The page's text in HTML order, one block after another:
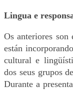
Lingua e
Os anteriores son
están
cultural e
dos seus grupos
Durante a